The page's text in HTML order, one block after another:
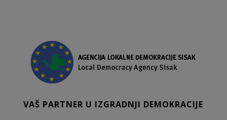
VAŠ PARTNER U IZGRADNJI DEMOKRACIJE